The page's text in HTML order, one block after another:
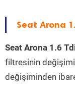
Seat Arona
Seat Arona 1.6
filtresinin
değişiminden